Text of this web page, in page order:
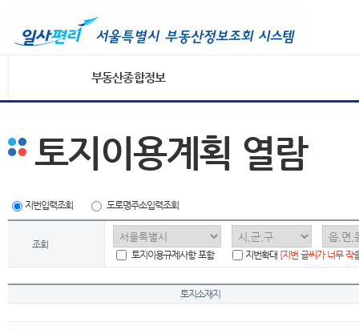
부동산종합정보
토지이용계획 열람
지번입력조회 도로명주소입력조회
조회
토지이용규제사항 포함
지번확대 [지번 글씨가 너무 작
토지소재지